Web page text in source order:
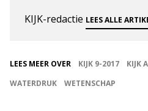
KIJK-redactie LEES ALLE
LEES MEER OVER KIJK 9-2017 KIJK
WATERDRUK
WETENSCHAP